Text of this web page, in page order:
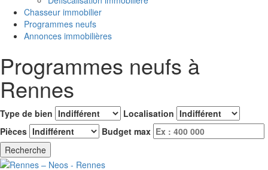
Chasseur immobilier
Programmes neufs
Annonces immobilières
Programmes neufs à
Rennes
Type de bien
Localisation
Pièces
Budget max
Recherche